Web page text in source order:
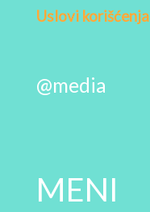
Uslovi korišćenja
@media
MENI